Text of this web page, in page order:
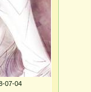
07-04